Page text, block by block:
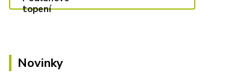
Novinky